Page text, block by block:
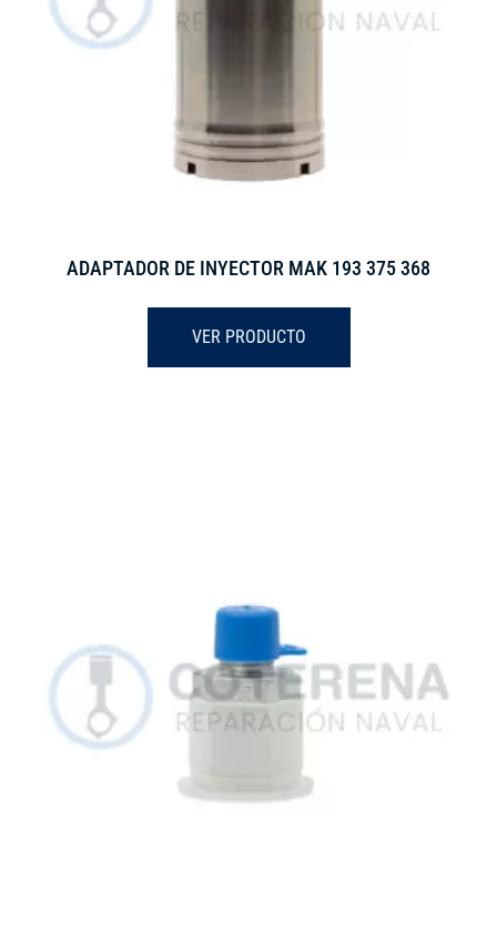
ADAPTADOR DE INYECTOR MAK 193 375 368
VER PRODUCTO